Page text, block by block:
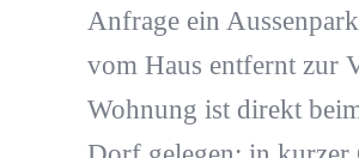
Anfrage ein
vom Haus entfernt zur
Wohnung ist direkt